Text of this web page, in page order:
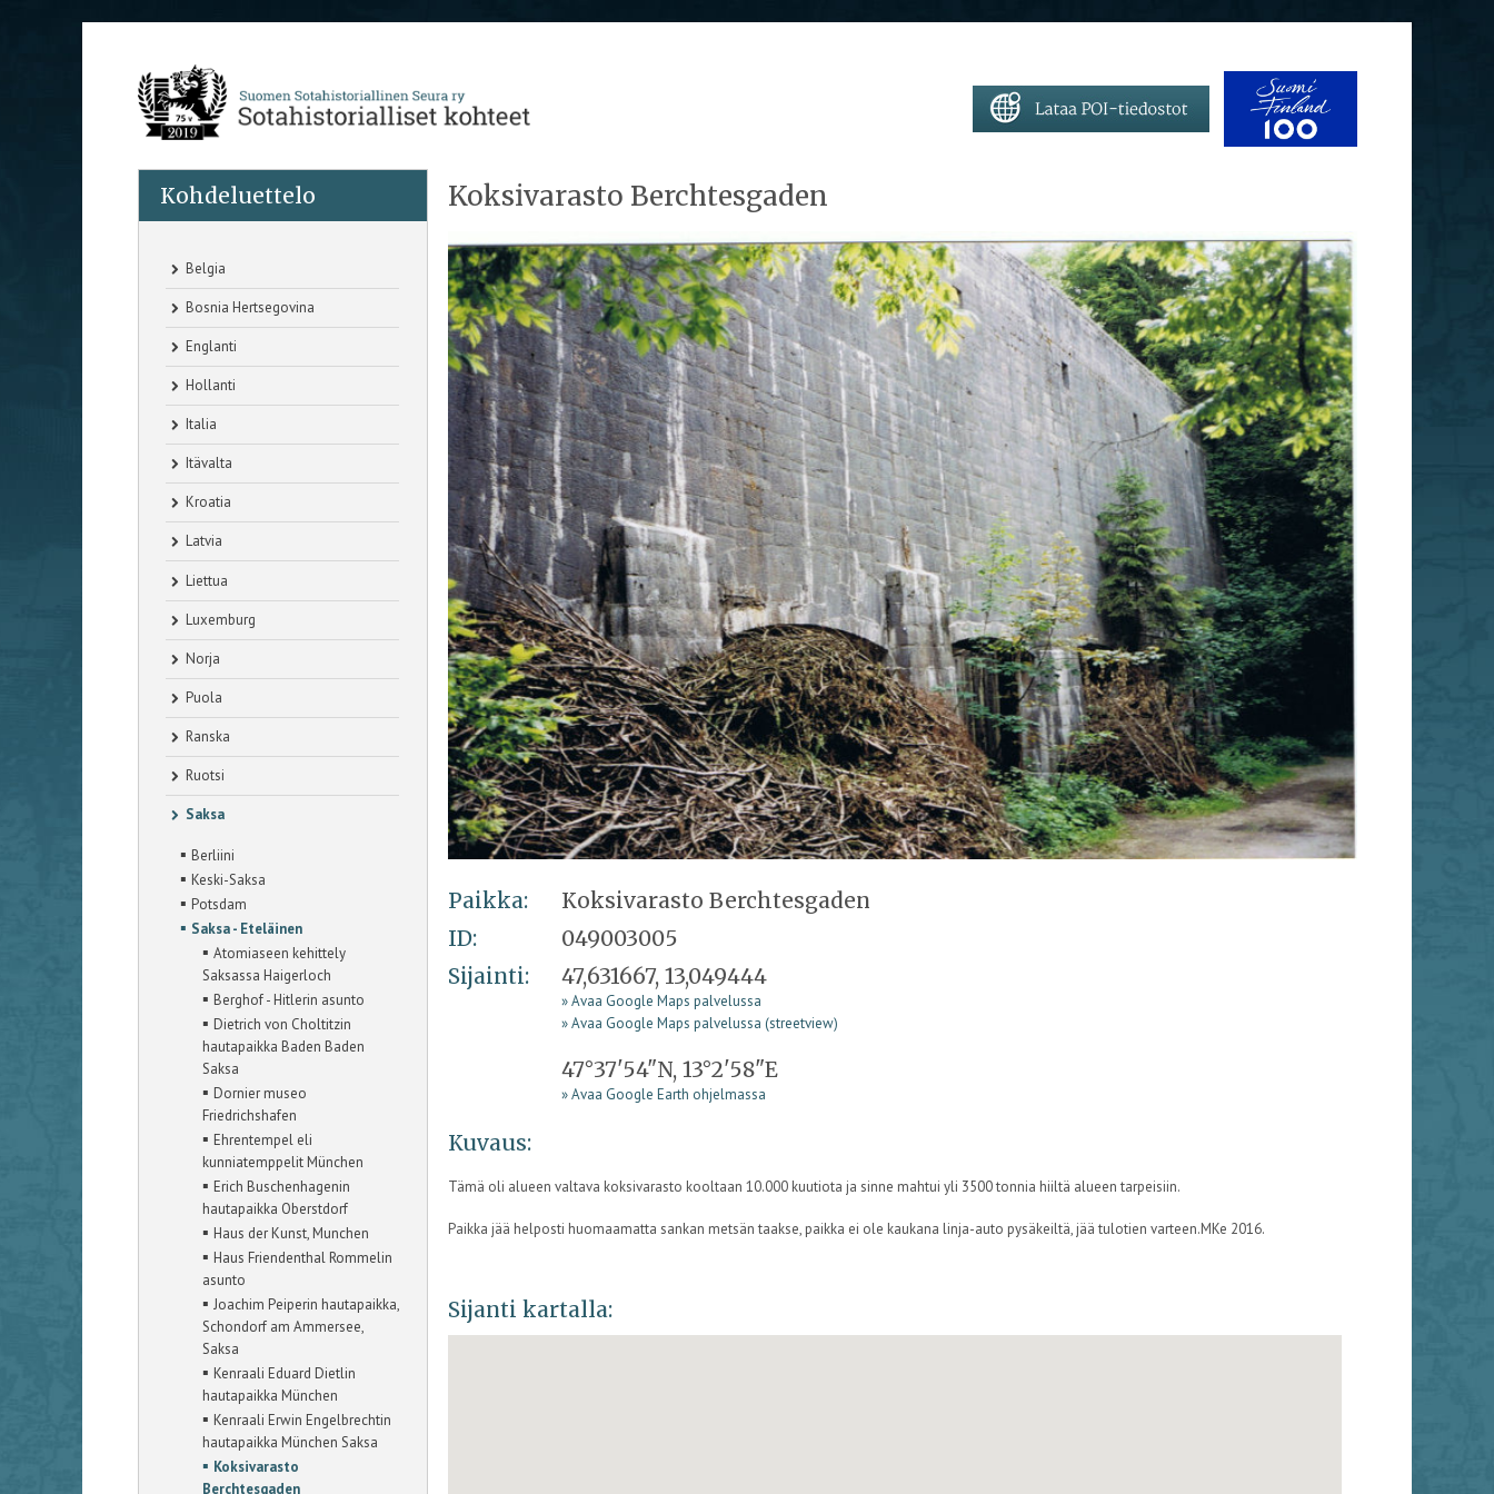
Kohdeluettelo
Belgia
Bosnia Hertsegovina
Englanti
Hollanti
Italia
Itävalta
Kroatia
Latvia
Liettua
Luxemburg
Norja
Puola
Ranska
Ruotsi
Saksa
▪ Berliini
▪ Keski-Saksa
▪ Potsdam
▪ Saksa - Eteläinen
▪ Atomiaseen kehittely
Saksassa Haigerloch
▪ Berghof - Hitlerin asunto
▪ Dietrich von Choltitzin
hautapaikka Baden Baden
Saksa
▪ Dornier museo
Friedrichshafen
▪ Ehrentempel eli
kunniatemppelit München
▪ Erich Buschenhagenin
hautapaikka Oberstdorf
▪ Haus der Kunst, Munchen
▪ Haus Friendenthal Rommelin
asunto
▪ Joachim Peiperin hautapaikka,
Schondorf am Ammersee,
Saksa
▪ Kenraali Eduard Dietlin
hautapaikka München
▪ Kenraali Erwin Engelbrechtin
hautapaikka München Saksa
▪ Koksivarasto
Berchtesgaden
Koksivarasto Berchtesgaden
Paikka:
Koksivarasto Berchtesgaden
ID:
049003005
Sijainti:
47,631667, 13,049444
» Avaa Google Maps palvelussa
» Avaa Google Maps palvelussa (streetview)
47°37'54"N, 13°2'58"E
» Avaa Google Earth ohjelmassa
Kuvaus:
Tämä oli alueen valtava koksivarasto kooltaan 10.000 kuutiota ja sinne mahtui yli 3500 tonnia hiiltä alueen tarpeisiin.
Paikka jää helposti huomaamatta sankan metsän taakse, paikka ei ole kaukana linja-auto pysäkeiltä, jää tulotien varteen.MKe 2016.
Sijanti kartalla: